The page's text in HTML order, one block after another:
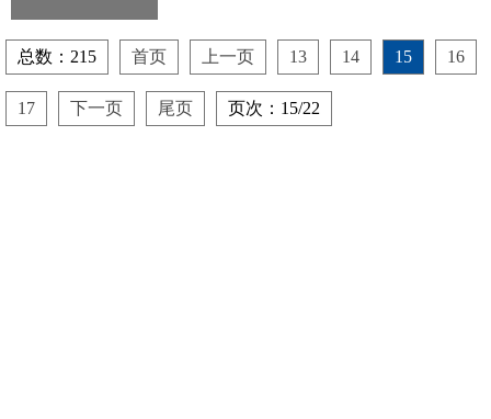
总数：215 首页 上一页 13 14 15 16
17 下一页 尾页 页次：15/22